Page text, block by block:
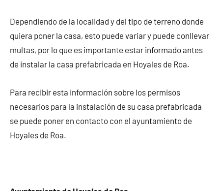
Dependiendo de la localidad y del tipo de terreno donde
quiera poner la casa, esto puede variar y puede conllevar
multas, por lo que es importante estar informado antes
de instalar la casa prefabricada en Hoyales de Roa.
Para recibir esta información sobre los permisos
necesarios para la instalación de su casa prefabricada
se puede poner en contacto con el ayuntamiento de
Hoyales de Roa.